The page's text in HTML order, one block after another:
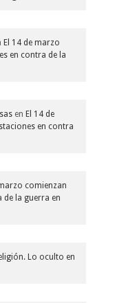
El 14 de marzo
en contra de la
en El 14 de
en contra
comienzan
de la guerra en
Lo oculto en